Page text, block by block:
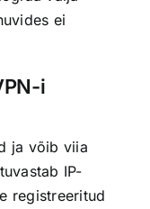
ei
i
ja võib viia
IP-
registreeritud